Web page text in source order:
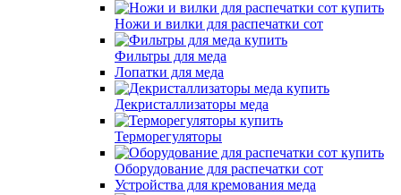
Ножи и вилки для распечатки сот
Фильтры для меда
Лопатки для меда
Декристаллизаторы меда
Терморегуляторы
Оборудование для распечатки сот
Устройства для кремования меда